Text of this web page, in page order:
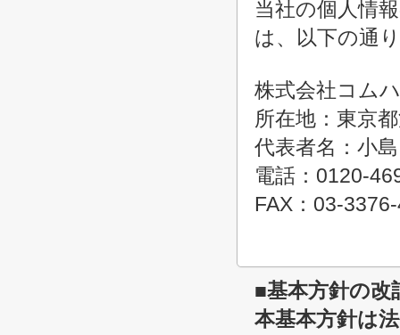
当社の個人情
は、以下の通
株式会社コム
所在地：東京
代表者名：小
電話：0120-
FAX：03-
■基本方針の改
本基本方針は